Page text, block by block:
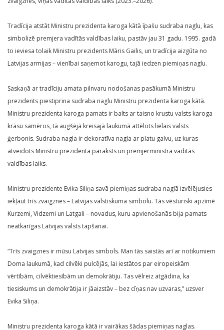
Tradīcija atstāt Ministru prezidenta karoga kātā īpašu sudraba naglu, kas
simbolizē premjera vadītās valdības laiku, pastāv jau 31 gadu. 1995. gadā
to ieviesa tolaik Ministru prezidents Māris Gailis, un tradīcija aizgūta no
Latvijas armijas – vienībai saņemot karogu, tajā iedzen piemiņas naglu.
Saskaņā ar tradīciju amata pilnvaru nodošanas pasākumā Ministru
prezidents piestiprina sudraba naglu Ministru prezidenta karoga kātā.
Ministru prezidenta karoga pamats ir balts ar taisno krustu valsts karoga
krāsu samēros, tā augšējā kreisajā laukumā attēlots lielais valsts
ģerbonis. Sudraba nagla ir dekoratīva nagla ar platu galvu, uz kuras
atveidots Ministru prezidenta paraksts un premjerministra vadītās
valdības laiks.
Ministru prezidente Evika Siliņa savā piemiņas sudraba naglā izvēlējusies
iekļaut trīs zvaigznes – Latvijas valstiskuma simbolu. Tās vēsturiski apzīmē
Kurzemi, Vidzemi un Latgali – novadus, kuru apvienošanās bija pamats
neatkarīgas Latvijas valsts tapšanai.
“Trīs zvaigznes ir mūsu Latvijas simbols. Man tās saistās arī ar notikumiem
Doma laukumā, kad cilvēki pulcējās, lai iestātos par eiropeiskām
vērtībām, cilvēktiesībām un demokrātiju. Tas vēlreiz atgādina, ka
tiesiskums un demokrātija ir jāaizstāv – bez cīņas nav uzvaras,” uzsver
Evika Siliņa.
Ministru prezidenta karoga kātā ir vairākas šādas piemiņas naglas.